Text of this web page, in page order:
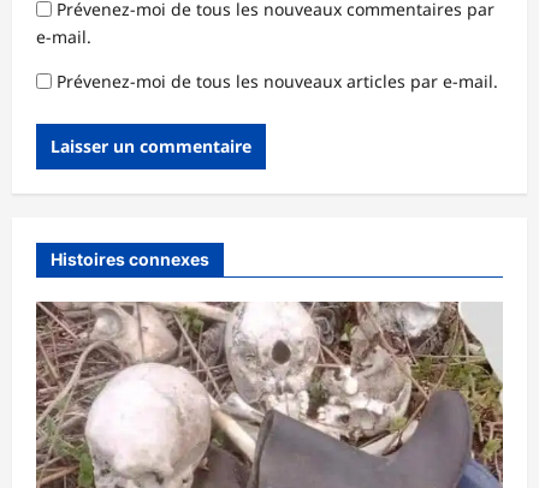
Prévenez-moi de tous les nouveaux commentaires par
e-mail.
Prévenez-moi de tous les nouveaux articles par e-mail.
Histoires connexes